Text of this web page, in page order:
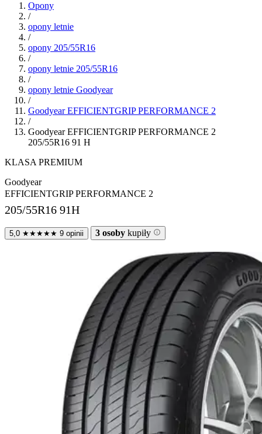
Opony
/
opony letnie
/
opony 205/55R16
/
opony letnie 205/55R16
/
opony letnie Goodyear
/
Goodyear EFFICIENTGRIP PERFORMANCE 2
/
Goodyear EFFICIENTGRIP PERFORMANCE 2
205/55R16 91 H
KLASA PREMIUM
Goodyear
EFFICIENTGRIP PERFORMANCE 2
205/55R16 91H
5,0 ★★★★★ 9 opinii 3 osoby kupiły